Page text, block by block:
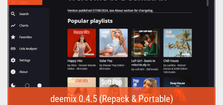
deemix 0.4.5 (Repack & Portable)